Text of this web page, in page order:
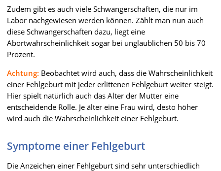
Zudem gibt es auch viele Schwangerschaften, die nur im
Labor nachgewiesen werden können. Zählt man nun auch
diese Schwangerschaften dazu, liegt eine
Abortwahrscheinlichkeit sogar bei unglaublichen 50 bis 70
Prozent.
Achtung: Beobachtet wird auch, dass die Wahrscheinlichkeit
einer Fehlgeburt mit jeder erlittenen Fehlgeburt weiter steigt.
Hier spielt natürlich auch das Alter der Mutter eine
entscheidende Rolle. Je älter eine Frau wird, desto höher
wird auch die Wahrscheinlichkeit einer Fehlgeburt.
Symptome einer Fehlgeburt
Die Anzeichen einer Fehlgeburt sind sehr unterschiedlich